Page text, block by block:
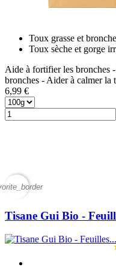
Toux grasse et
Toux sèche et gorge
Aide à fortifier les bronches
bronches - Aider à calmer la
6,99 €
Tisane Gui Bio -